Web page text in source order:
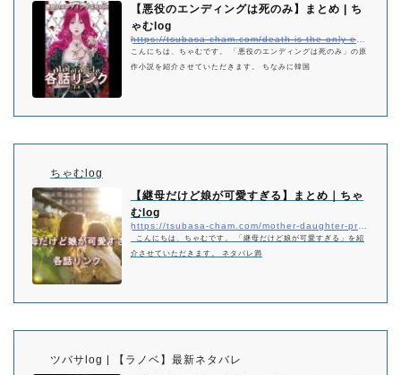
【悪役のエンディングは死のみ】まとめ | ち
ゃむlog
こんにちは、ちゃむです。 「悪役のエンディングは死のみ」の原
作小説を紹介させていただきます。 ちなみに韓国
ちゃむlog
【継母だけど娘が可愛すぎる】まとめ｜ちゃ
むlog
こんにちは、ちゃむです。 「継母だけど娘が可愛すぎる」を紹
介させていただきます。 ネタバレ満
ツバサlog | 【ラノベ】最新ネタバレ